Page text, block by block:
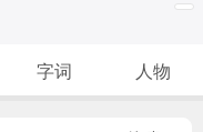
字词 人物